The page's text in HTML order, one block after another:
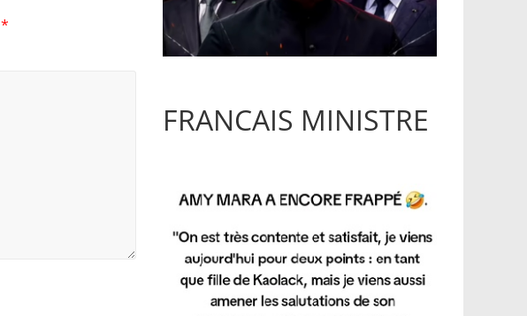
*
FRANCAIS MINISTRE